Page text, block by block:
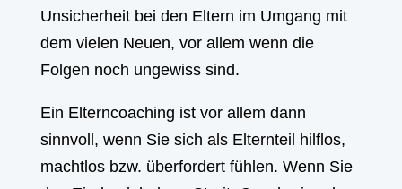
Unsicherheit bei den Eltern im Umgang mit
dem vielen Neuen, vor allem wenn die
Folgen noch ungewiss sind.
Ein Elterncoaching ist vor allem dann
sinnvoll, wenn Sie sich als Elternteil hilflos,
machtlos bzw. überfordert fühlen. Wenn Sie